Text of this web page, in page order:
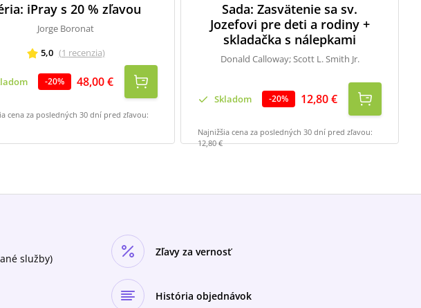
iPray s 20 % zľavou
Jorge Boronat
5,0 (1 recenzia)
-20% 48,00 €
cena za posledných 30 dní pred zľavou:
Sada: Zasvätenie sa sv.
Jozefovi pre deti a rodiny +
skladačka s nálepkami
Donald Calloway; Scott L. Smith Jr.
Skladom -20% 12,80 €
Najnižšia cena za posledných 30 dní pred zľavou:
12,80 €
služby)
Zľavy za vernosť
História objednávok